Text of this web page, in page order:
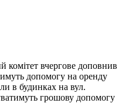
вчергове доповнив
допомогу на оренду
в будинках на вул.
грошову допомогу